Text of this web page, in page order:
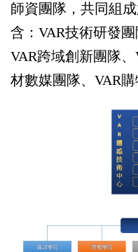
師資團隊，共同組
含：VAR技術研發團
VAR跨域創新團隊
材數媒團隊、VAR購